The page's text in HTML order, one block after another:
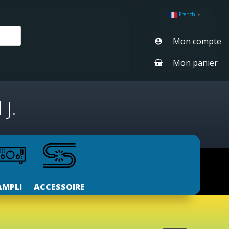
French ▼
Mon compte
Mon panier
ACCESSOIRE